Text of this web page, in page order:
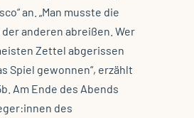
an. „Man musste die
anderen abreißen. Wer
Zettel abgerissen
Spiel gewonnen“, erzählt
Am Ende des Abends
des